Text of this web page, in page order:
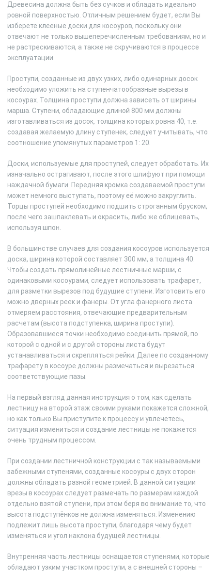
Древесина должна быть без сучков и обладать идеально
ровной поверхностью. Отличным решением будет, если Вы
изберете клееные доски для косоуров, поскольку они
отвечают не только вышеперечисленным требованиям, но и
не растрескиваются, а также не скручиваются в процессе
эксплуатации.
Проступи, созданные из двух узких, либо одинарных досок
необходимо уложить на ступенчатообразные вырезы в
косоурах. Толщина проступи должна зависеть от ширины
марша. Ступени, обладающие длиной 800 мм должны
изготавливаться из досок, толщина которых ровна 40, т.е.
создавая желаемую длину ступенек, следует учитывать, что
соотношение упомянутых параметров 1: 20.
Доски, используемые для проступей, следует обработать. Их
изначально острагивают, после этого шлифуют при помощи
наждачной бумаги. Передняя кромка создаваемой проступи
может немного выступать, поэтому её можно закруглить.
Торцы проступей необходимо подшить строганным бруском,
после чего зашпаклевать и окрасить, либо же облицевать,
используя шпон.
В большинстве случаев для создания косоуров используется
доска, ширина которой составляет 300 мм, а толщина 40.
Чтобы создать прямолинейные лестничные марши, с
одинаковыми косоурами, следует использовать трафарет,
для разметки вырезов под будущие ступени. Изготовить его
можно дверных реек и фанеры. От угла фанерного листа
отмеряем расстояния, отвечающие предварительным
расчетам (высота подступенка, ширина проступи).
Образовавшиеся точки необходимо соединить прямой, по
которой с одной и с другой стороны листа будут
устанавливаться и скрепляться рейки. Далее по созданному
трафарету в косоуре должны размечаться и вырезаться
соответствующие пазы.
На первый взгляд данная инструкция о том, как сделать
лестницу на второй этаж своими руками покажется сложной,
но как только Вы приступите к процессу и увлечетесь,
ситуация измениться и создание лестницы не покажется
очень трудным процессом.
При создании лестничной конструкции с так называемыми
забежными ступенями, созданные косоуры с двух сторон
должны обладать разной геометрией. В данной ситуации
врезы в косоурах следует размечать по размерам каждой
отдельно взятой ступени, при этом беря во внимание то, что
высота подступёнков не должна изменяться. Изменению
подлежит лишь высота проступи, благодаря чему будет
изменяться и угол наклона будущей лестницы.
Внутренняя часть лестницы оснащается ступенями, которые
обладают узким участком проступи, а с внешней стороны –